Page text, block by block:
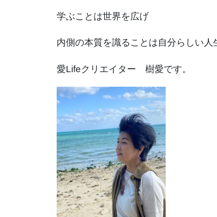
学ぶことは世界を広げ
内側の本質を識ることは自分らしい人
愛Lifeクリエイター 樹愛です。